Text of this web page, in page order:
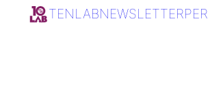
TENLABNEWSLETTER